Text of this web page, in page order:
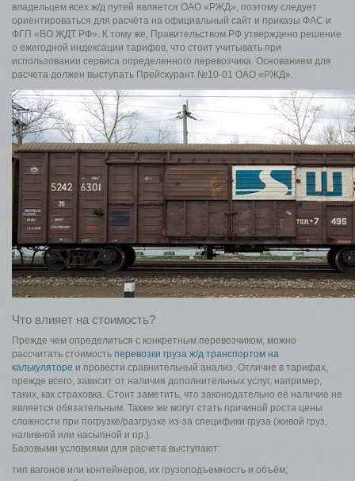
владельцем всех ж/д путей является ОАО «РЖД», поэтому следует
ориентироваться для расчёта на официальный сайт и приказы ФАС и
ФГП «ВО ЖДТ РФ». К тому же, Правительством РФ утверждено решение
о ежегодной индексации тарифов, что стоит учитывать при
использовании сервиса определенного перевозчика. Основанием для
расчета должен выступать Прейскурант №10-01 ОАО «РЖД».
Что влияет на стоимость?
Прежде чем определиться с конкретным перевозчиком, можно
рассчитать стоимость перевозки груза ж/д транспортом на
калькуляторе и провести сравнительный анализ. Отличие в тарифах,
прежде всего, зависит от наличия дополнительных услуг, например,
таких, как страховка. Стоит заметить, что законодательно её наличие не
является обязательным. Также же могут стать причиной роста цены
сложности при погрузке/разгрузке из-за специфики груза (живой груз,
наливной или насыпной и пр.).
Базовыми условиями для расчета выступают:
тип вагонов или контейнеров, их грузоподъемность и объём;